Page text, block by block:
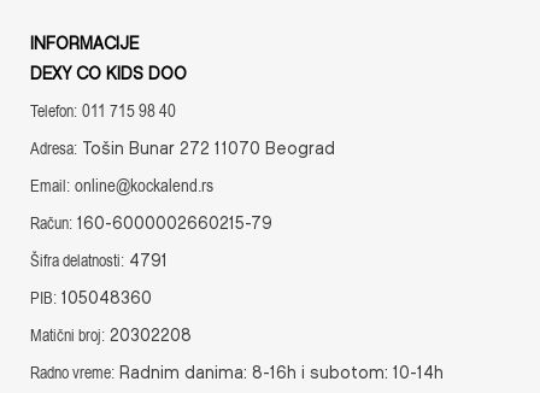
INFORMACIJE
DEXY CO KIDS DOO
Telefon: 011 715 98 40
Adresa: Tošin Bunar 272 11070 Beograd
Email: online@kockalend.rs
Račun: 160-6000002660215-79
Šifra delatnosti: 4791
PIB: 105048360
Matični broj: 20302208
Radno vreme: Radnim danima: 8-16h i subotom: 10-14h